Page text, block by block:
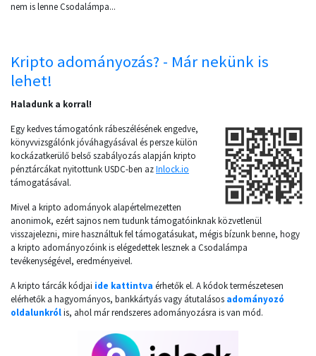
nem is lenne Csodalámpa...
Kripto adományozás? - Már nekünk is
lehet!
Haladunk a korral!
Egy kedves támogatónk rábeszélésének engedve,
könyvvizsgálónk jóváhagyásával és persze külön
kockázatkerülő belső szabályozás alapján kripto
pénztárcákat nyitottunk USDC-ben azInlock.io
támogatásával.
Mivel a kripto adományok alapértelmezetten
anonimok, ezért sajnos nem tudunk támogatóinknak közvetlenül
visszajelezni, mire használtuk fel támogatásukat, mégis bízunk benne, hogy
a kripto adományozóink is elégedettek lesznek a Csodalámpa
tevékenységével, eredményeivel.
A kripto tárcák kódjai ide kattintva érhetők el. A kódok természetesen
elérhetők a hagyományos, bankkártyás vagy átutalásos adományozó
oldalunkrólis, ahol már rendszeres adományozásra is van mód.